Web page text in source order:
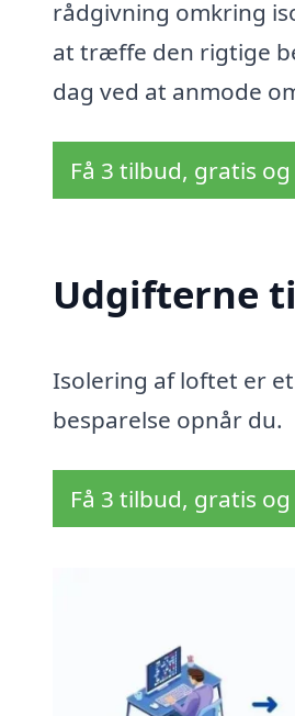
rådgivning omkring
at træffe den rigtige
dag ved at anmode
Få 3 tilbud, gratis
Udgifterne
Isolering af loftet er
besparelse opnår du.
Få 3 tilbud, gratis